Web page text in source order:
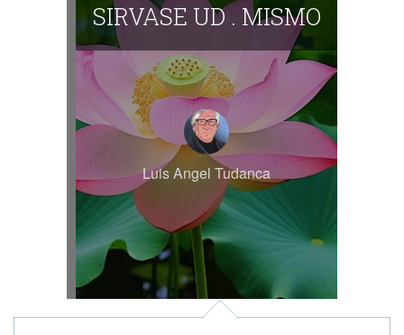
SIRVASE UD . MISMO
Luis Angel Tudanca